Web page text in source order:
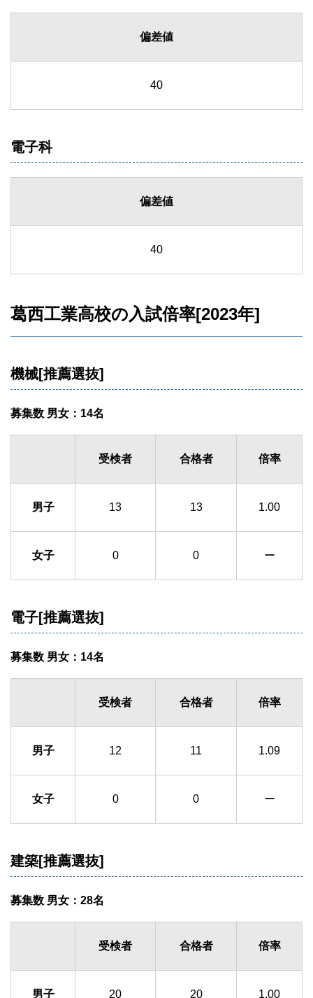
偏差値
40
電子科
偏差値
40
葛西工業高校の入試倍率[2023年]
機械[推薦選抜]
募集数 男女：14名
受検者 合格者 倍率
男子 13 13 1.00
女子 0 0 ー
電子[推薦選抜]
募集数 男女：14名
受検者 合格者 倍率
男子 12 11 1.09
女子 0 0 ー
建築[推薦選抜]
募集数 男女：28名
受検者 合格者 倍率
男子 20 20 1.00